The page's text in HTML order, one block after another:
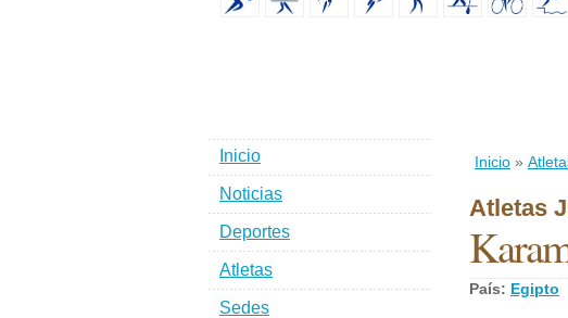
Inicio »
Atletas
País: Egipto
Inicio
Noticias
Deportes
Atletas
Sedes